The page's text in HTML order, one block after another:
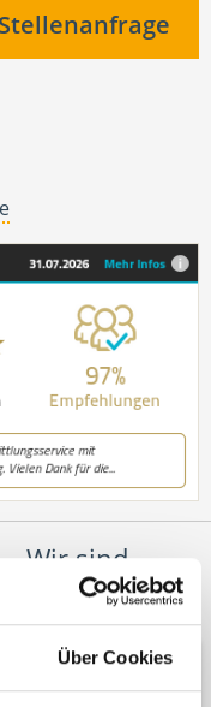
Über Cookies
Wir sind
Unterstützer